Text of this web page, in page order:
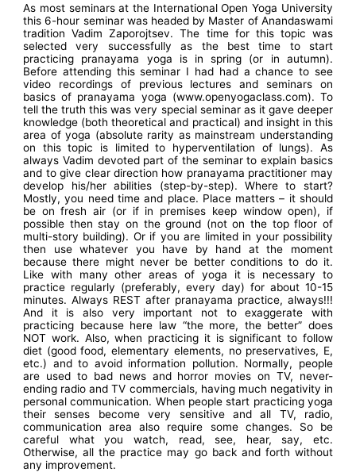
As most seminars at the International Open Yoga University
this 6-hour seminar was headed by Master of Anandaswami
tradition Vadim Zaporojtsev. The time for this topic was
selected very successfully as the best time to start
practicing pranayama yoga is in spring (or in autumn).
Before attending this seminar I had had a chance to see
video recordings of previous lectures and seminars on
basics of pranayama yoga (www.openyogaclass.com). To
tell the truth this was very special seminar as it gave deeper
knowledge (both theoretical and practical) and insight in this
area of yoga (absolute rarity as mainstream understanding
on this topic is limited to hyperventilation of lungs). As
always Vadim devoted part of the seminar to explain basics
and to give clear direction how pranayama practitioner may
develop his/her abilities (step-by-step). Where to start?
Mostly, you need time and place. Place matters – it should
be on fresh air (or if in premises keep window open), if
possible then stay on the ground (not on the top floor of
multi-story building). Or if you are limited in your possibility
then use whatever you have by hand at the moment
because there might never be better conditions to do it.
Like with many other areas of yoga it is necessary to
practice regularly (preferably, every day) for about 10-15
minutes. Always REST after pranayama practice, always!!!
And it is also very important not to exaggerate with
practicing because here law “the more, the better” does
NOT work. Also, when practicing it is significant to follow
diet (good food, elementary elements, no preservatives, E,
etc.) and to avoid information pollution. Normally, people
are used to bad news and horror movies on TV, never-
ending radio and TV commercials, having much negativity in
personal communication. When people start practicing yoga
their senses become very sensitive and all TV, radio,
communication area also require some changes. So be
careful what you watch, read, see, hear, say, etc.
Otherwise, all the practice may go back and forth without
any improvement.